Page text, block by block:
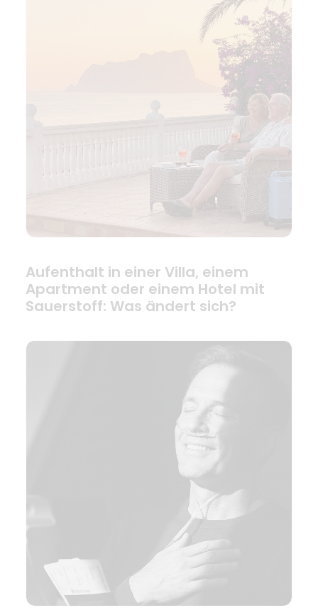
Aufenthalt in einer Villa, einem
Apartment oder einem Hotel mit
Sauerstoff: Was ändert sich?